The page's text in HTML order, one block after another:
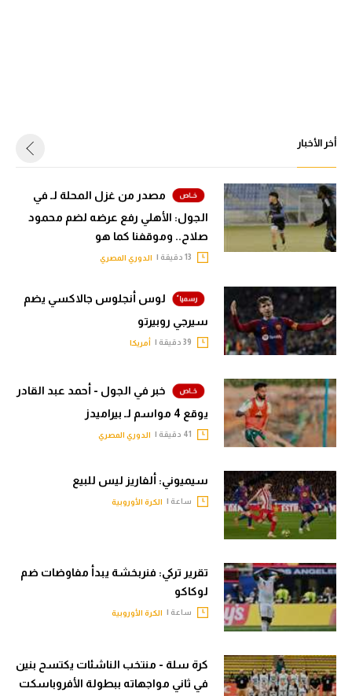
أخر الأخبار
مصدر من غزل المحلة لـ في
الجول: الأهلي رفع عرضه لضم محمود
صلاح.. وموقفنا كما هو
الدوري المصري
لوس أنجلوس جالاكسي يضم
سيرجي روبيرتو
أمريكا
خبر في الجول - أحمد عبد القادر
يوقع 4 مواسم لـ بيراميدز
الدوري المصري
سيميوني: ألفاريز ليس للبيع
ساعة | الكرة الأوروبية
تقرير تركي: فنربخشة يبدأ مفاوضات ضم
لوكاكو
ساعة | الكرة الأوروبية
كرة سلة - منتخب الناشئات يكتسح بنين
في ثاني مواجهاته ببطولة الأفروباسكت